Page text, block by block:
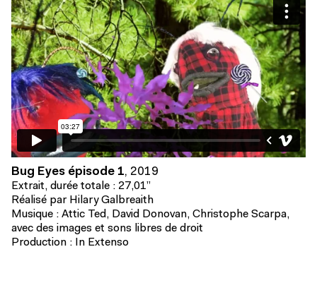
Bug Eyes épisode 1, 2019
Extrait, durée totale : 27,01”
Réalisé par Hilary Galbreaith
Musique : Attic Ted, David Donovan, Christophe Scarpa,
avec des images et sons libres de droit
Production : In Extenso